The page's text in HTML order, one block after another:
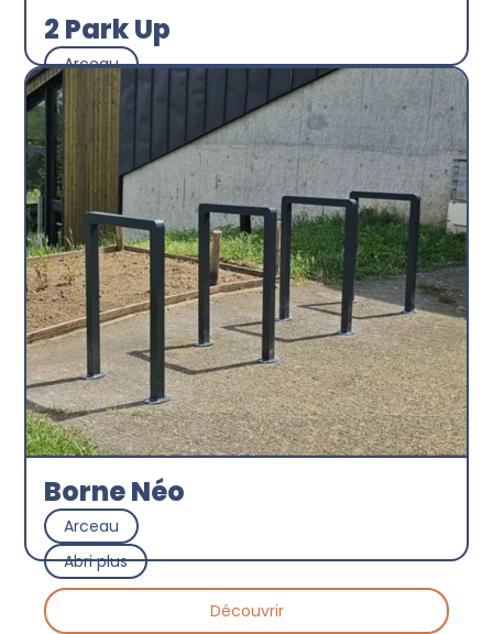
2 Park Up
Arceau
Abri plus
Découvrir
Borne Néo
Arceau
Abri plus
Découvrir